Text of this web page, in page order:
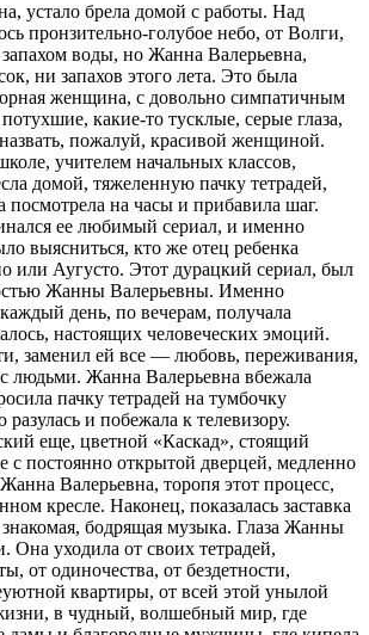
устало брела домой с работы. Над
пронзительно-голубое небо, от Волги,
воды, но Жанна Валерьевна,
ни запахов этого лета. Это была
женщина, с довольно симпатичным
какие-то тусклые, серые глаза,
пожалуй, красивой женщиной.
учителем начальных классов,
домой, тяжеленную пачку тетрадей,
посмотрела на часы и прибавила шаг.
ее любимый сериал, и именно
выясниться, кто же отец ребенка
или Аугусто. Этот дурацкий сериал, был
Жанны Валерьевны. Именно
день, по вечерам, получала
настоящих человеческих эмоций.
заменил ей все — любовь, переживания,
людьми. Жанна Валерьевна вбежала
пачку тетрадей на тумбочку
и побежала к телевизору.
еще, цветной «Каскад», стоящий
с постоянно открытой дверцей, медленно
Валерьевна, торопя этот процесс,
кресле. Наконец, показалась заставка
знакомая, бодрящая музыка. Глаза Жанны
Она уходила от своих тетрадей,
от одиночества, от бездетности,
квартиры, от всей этой унылой
в чудный, волшебный мир, где